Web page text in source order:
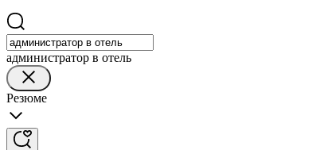
администратор в отель
Резюме